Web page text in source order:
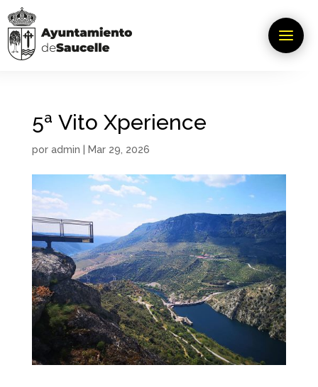
5ª Vito Xperience
por admin Mar 29, 2026